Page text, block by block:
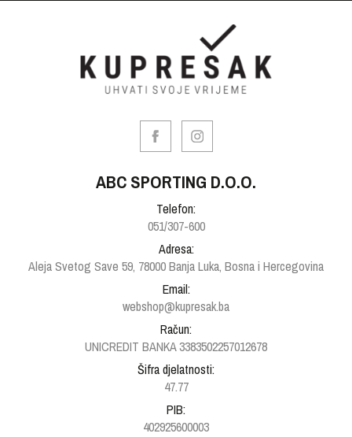
ABC SPORTING D.O.O.
Telefon:
051/307-600
Adresa:
Aleja Svetog Save 59, 78000 Banja Luka, Bosna i Hercegovina
Email:
webshop@kupresak.ba
Račun:
UNICREDIT BANKA 3383502257012678
Šifra djelatnosti:
47.77
PIB:
402925600003